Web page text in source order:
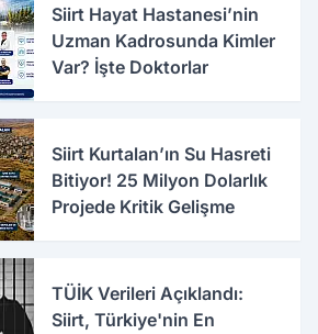
Siirt Hayat Hastanesi’nin
Uzman Kadrosunda Kimler
Var? İşte Doktorlar
Siirt Kurtalan’ın Su Hasreti
Bitiyor! 25 Milyon Dolarlık
Projede Kritik Gelişme
TÜİK Verileri Açıklandı:
Siirt, Türkiye'nin En